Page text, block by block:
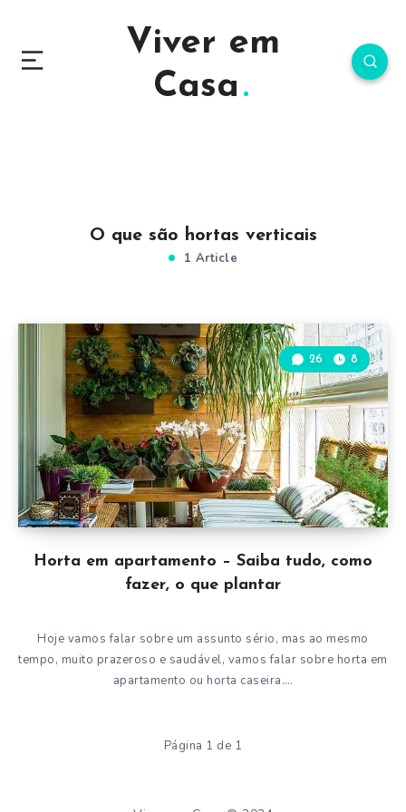
Viver em
Casa
O que são hortas verticais
1 Article
Horta em apartamento – Saiba tudo, como
fazer, o que plantar
26 8
Hoje vamos falar sobre um assunto sério, mas ao mesmo
tempo, muito prazeroso e saudável, vamos falar sobre horta em
apartamento ou horta caseira….
Página 1 de 1